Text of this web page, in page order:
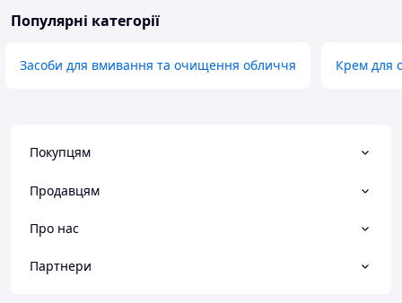
Популярні категорії
Засоби для вмивання та очищення обличчя Крем для
Покупцям
Продавцям
Про нас
Партнери